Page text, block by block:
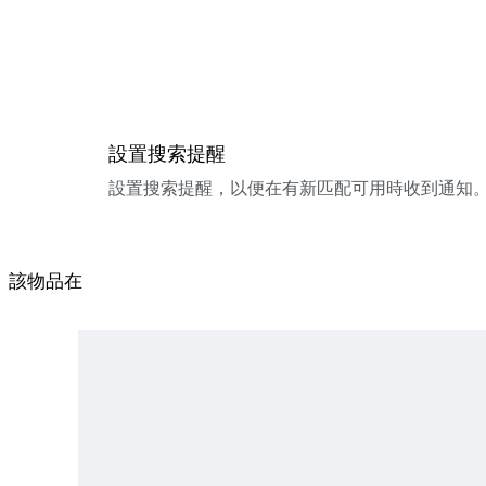
設置搜索提醒
設置搜索提醒，以便在有新匹配可用時收到通知
該物品在